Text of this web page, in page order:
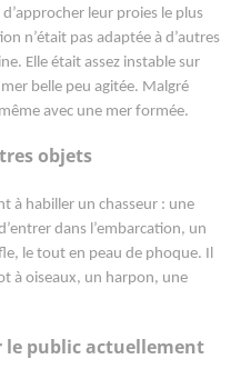
leur proies le plus
n’était pas adaptée à d’autres
Elle était assez instable sur
belle peu agitée. Malgré
avec une mer formée.
objets
à habiller un chasseur : une
dans l’embarcation, un
le tout en peau de phoque. Il
à oiseaux, un harpon, une
le public actuellement